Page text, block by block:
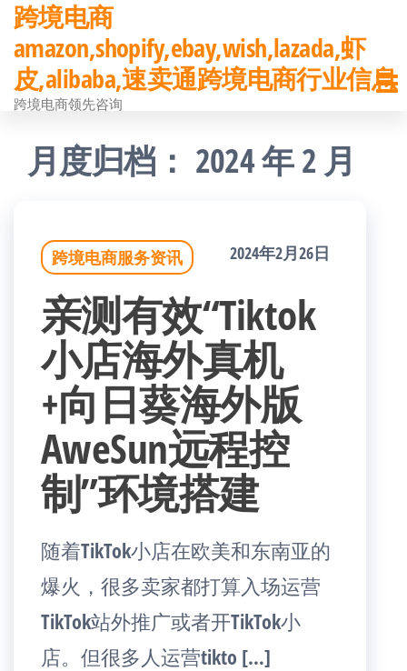
前
往
内
跨境电商
amazon,shopify,ebay,wish,lazada,虾
皮,alibaba,速卖通跨境电商行业信息
跨境电商领先咨询
月度归档： 2024 年 2 月
跨境电商服务资讯 2024年2月26日
亲测有效“Tiktok
小店海外真机
+向日葵海外版
AweSun远程控
制”环境搭建
随着TikTok小店在欧美和东南亚的
爆火，很多卖家都打算入场运营
TikTok站外推广或者开TikTok小
店。但很多人运营tikto […]